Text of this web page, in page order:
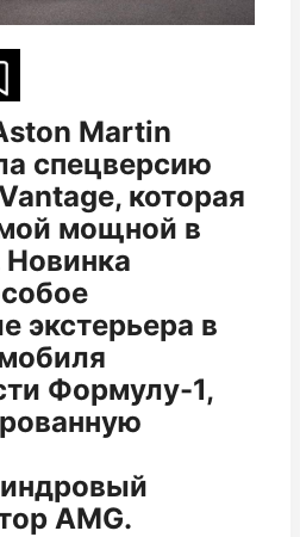
Martin
спецверсию
которая
мощной в
Новинка
экстерьера в
Формулу-1,
AMG.